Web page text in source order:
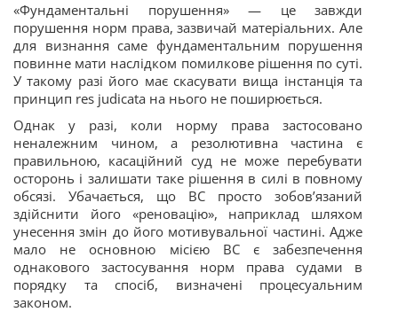
«Фундаментальні порушення» — це завжди
порушення норм права, зазвичай матеріальних. Але
для визнання саме фундаментальним порушення
повинне мати наслідком помилкове рішення по суті.
У такому разі його має скасувати вища інстанція та
принцип res judicata на нього не поширюється.
Однак у разі, коли норму права застосовано
неналежним чином, а резолютивна частина є
правильною, касаційний суд не може перебувати
осторонь і залишати таке рішення в силі в повному
обсязі. Убачається, що ВС просто зобов’язаний
здійснити його «реновацію», наприклад шляхом
унесення змін до його мотивувальної частині. Адже
мало не основною місією ВС є забезпечення
однакового застосування норм права судами в
порядку та спосіб, визначені процесуальним
законом.